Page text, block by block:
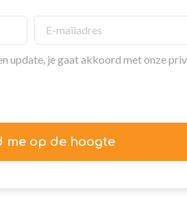
update, je gaat akkoord met onze
me op de hoogte